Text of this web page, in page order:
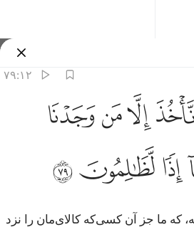
۷۹:۱۲
متاعنا عنده انا اذا لظالمون ٧٩
وَجَدْنَا مَتَـٰعَنَا عِندَهُۥٓ إِنَّآ إِذًۭا لَّظَـٰلِمُونَ ٧٩
ﱅﱆﱇﱈ
ﱌ ﱍﱎ
که ما جز آن کسی‌که کالای‌مان را نزد